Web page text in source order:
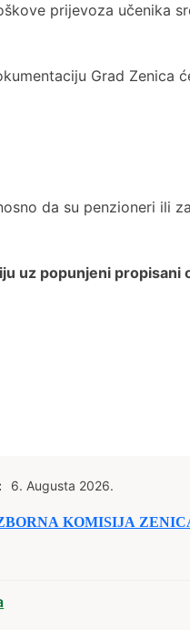
prijevoza učenika
Grad Zenica
da su penzioneri ili
uz popunjeni propisani
6. Augusta 2026.
KOMISIJA